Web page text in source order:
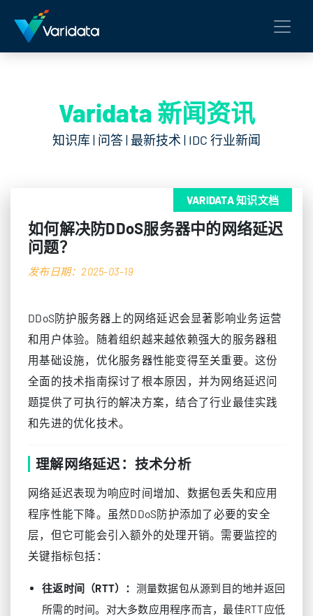
Varidata 新闻资讯
知识库 | 问答 | 最新技术 | IDC 行业新闻
VARIDATA 知识文档
如何解决防DDoS服务器中的网络延迟
问题？
发布日期：2025-03-19
DDoS防护服务器上的网络延迟会显著影响业务运营
和用户体验。随着组织越来越依赖强大的服务器租
用基础设施，优化服务器性能变得至关重要。这份
全面的技术指南探讨了根本原因，并为网络延迟问
题提供了可执行的解决方案，结合了行业最佳实践
和先进的优化技术。
理解网络延迟：技术分析
网络延迟表现为响应时间增加、数据包丢失和应用
程序性能下降。虽然DDoS防护添加了必要的安全
层，但它可能会引入额外的处理开销。需要监控的
关键指标包括：
往返时间（RTT）： 测量数据包从源到目的地并返回
所需的时间。对大多数应用程序而言，最佳RTT应低